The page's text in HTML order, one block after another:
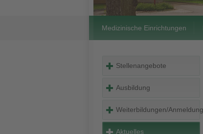
Medizinische Einrichtungen
Stellenangebote
Ausbildung
Weiterbildungen/Anmeldung
Aktuelles